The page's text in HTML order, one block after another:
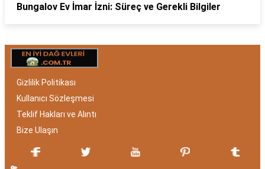
Bungalov Ev İmar İzni: Süreç ve Gerekli Bilgiler
Gizlilik Politikası
Kullanıcı Sözleşmesi
Teklif Hakları ve Alıntı
Bize Ulaşın